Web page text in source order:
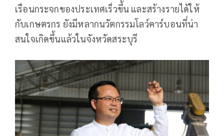
เรือนกระจกของประเทศเร็วขึ้น และสร้างรายได้ให้
กับเกษตรกร ยังมีหลากนวัตกรรมโลว์คาร์บอนที่น่า
สนใจเกิดขึ้นแล้วในจังหวัดสระบุรี